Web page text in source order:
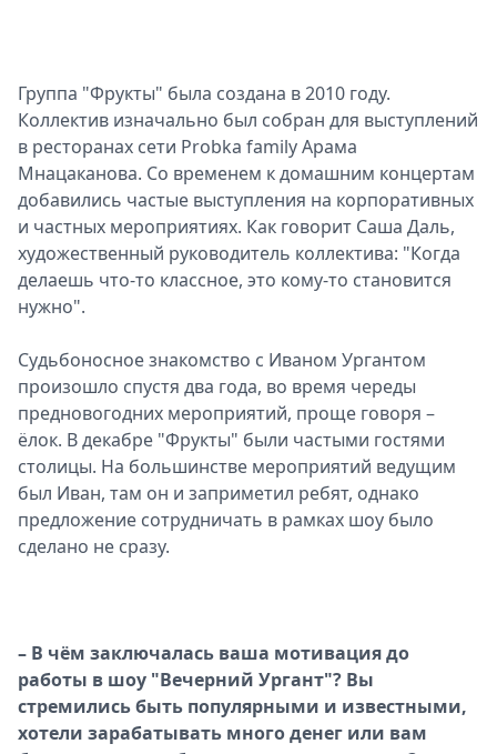
Группа "Фрукты" была создана в 2010 году.
Коллектив изначально был собран для выступлений
в ресторанах сети Probka family Арама
Мнацаканова. Со временем к домашним концертам
добавились частые выступления на корпоративных
и частных мероприятиях. Как говорит Саша Даль,
художественный руководитель коллектива: "Когда
делаешь что-то классное, это кому-то становится
нужно".
Судьбоносное знакомство с Иваном Ургантом
произошло спустя два года, во время череды
предновогодних мероприятий, проще говоря –
ёлок. В декабре "Фрукты" были частыми гостями
столицы. На большинстве мероприятий ведущим
был Иван, там он и заприметил ребят, однако
предложение сотрудничать в рамках шоу было
сделано не сразу.
– В чём заключалась ваша мотивация до
работы в шоу "Вечерний Ургант"? Вы
стремились быть популярными и известными,
хотели зарабатывать много денег или вам